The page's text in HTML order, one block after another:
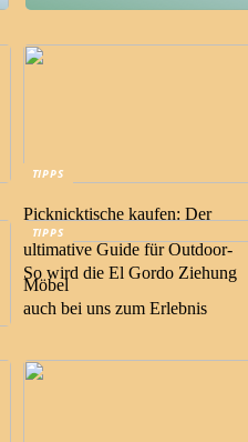
TIPPS
Picknicktische kaufen: Der
ultimative Guide für Outdoor-
Möbel
TIPPS
So wird die El Gordo Ziehung
auch bei uns zum Erlebnis